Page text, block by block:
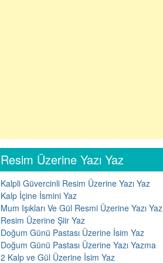
Resim Üzerine Yazı Yaz
Kalpli Güvercinli Resim Üzerine Yazı Yaz
Kalp İçine İsmini Yaz
Mum Işıkları Ve Gül Resmi Üzerine Yazı Yaz
Resim Üzerine Şiir Yaz
Doğum Günü Pastası Üzerine İsim Yaz
Doğum Günü Pastası Üzerine Yazı Yazma
2 Kalp ve Gül Üzerine İsim Yaz